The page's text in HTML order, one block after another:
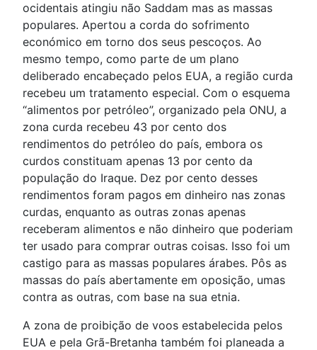
ocidentais atingiu não Saddam mas as massas
populares. Apertou a corda do sofrimento
económico em torno dos seus pescoços. Ao
mesmo tempo, como parte de um plano
deliberado encabeçado pelos EUA, a região curda
recebeu um tratamento especial. Com o esquema
“alimentos por petróleo”, organizado pela ONU, a
zona curda recebeu 43 por cento dos
rendimentos do petróleo do país, embora os
curdos constituam apenas 13 por cento da
população do Iraque. Dez por cento desses
rendimentos foram pagos em dinheiro nas zonas
curdas, enquanto as outras zonas apenas
receberam alimentos e não dinheiro que poderiam
ter usado para comprar outras coisas. Isso foi um
castigo para as massas populares árabes. Pôs as
massas do país abertamente em oposição, umas
contra as outras, com base na sua etnia.
A zona de proibição de voos estabelecida pelos
EUA e pela Grã-Bretanha também foi planeada a